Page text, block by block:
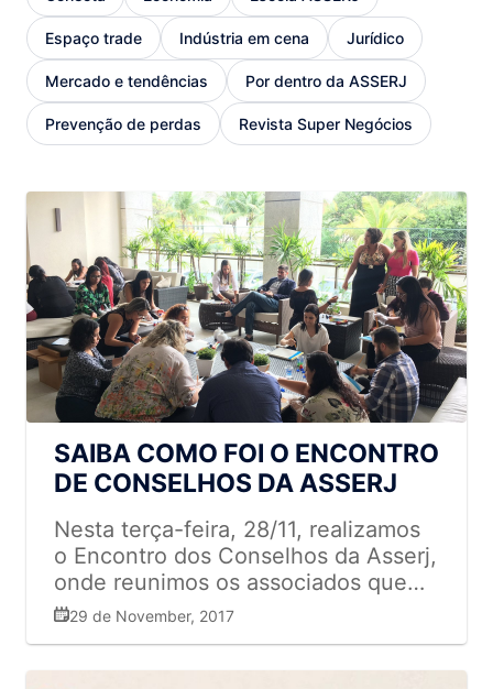
Espaço trade Indústria em cena Jurídico
Mercado e tendências Por dentro da ASSERJ
Prevenção de perdas Revista Super Negócios
SAIBA COMO FOI O ENCONTRO
DE CONSELHOS DA ASSERJ
Nesta terça-feira, 28/11, realizamos
o Encontro dos Conselhos da Asserj,
onde reunimos os associados que
integram nossas áreas de Alimento
29 de November, 2017